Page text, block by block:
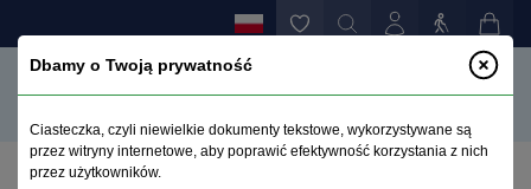
Dbamy o Twoją prywatność
Ciasteczka, czyli niewielkie dokumenty tekstowe, wykorzystywane są
przez witryny internetowe, aby poprawić efektywność korzystania z nich
przez użytkowników.